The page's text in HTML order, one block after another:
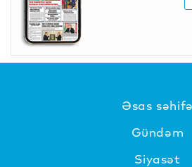
Əsas səhifə
Gündəm
Siyasət